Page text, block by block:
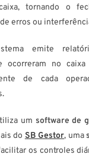
tornando o
erros ou
emite
ocorreram no
de cada
um software de
do SB Gestor, uma
os controles